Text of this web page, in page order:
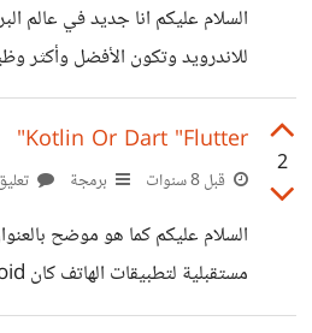
السلام عليكم انا جديد في عالم
للاندرويد وتكون الأفضل وأكثر
الأفضل : Kotlin Or Java
2
Kotlin Or Dart "Flutter"
قبل 8 سنوات برمجة
السلام عليكم كما هو موضح
(النظام الجديد) ؟؟